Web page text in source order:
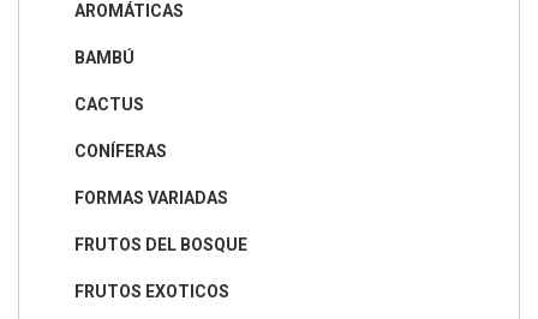
AROMÁTICAS
BAMBÚ
CACTUS
CONÍFERAS
FORMAS VARIADAS
FRUTOS DEL BOSQUE
FRUTOS EXOTICOS